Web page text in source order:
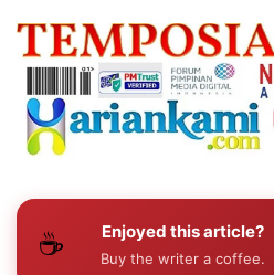
☕ Enjoyed this article?
Buy the writer a coffee.